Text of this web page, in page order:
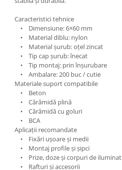
Caracteristici tehnice
• Dimensiune: 6×60 mm
• Material diblu: nylon
• Material șurub: oțel zincat
• Tip cap șurub: înecat
• Tip montaj: prin înșurubare
• Ambalare: 200 buc / cutie
Materiale suport compatibile
• Beton
• Cărămidă plină
• Cărămidă cu goluri
• BCA
Aplicații recomandate
• Fixări ușoare și medii
• Montaj profile și șipci
• Prize, doze și corpuri de iluminat
• Rafturi și accesorii